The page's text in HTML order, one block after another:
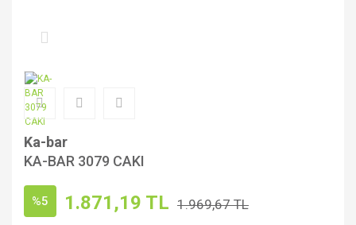
Ka-bar
KA-BAR 3079 CAKI
%5 1.871,19 TL 1.969,67 TL